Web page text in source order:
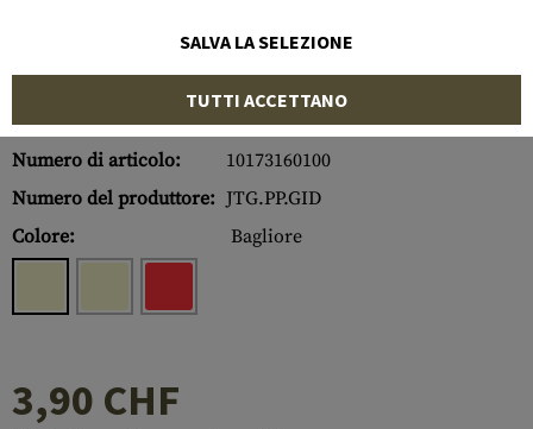
Numero di articolo:
10173160100
Numero del produttore: JTG.PP.GID
Colore:
Bagliore
3,90 CHF
SALVA LA SELEZIONE
TUTTI ACCETTANO